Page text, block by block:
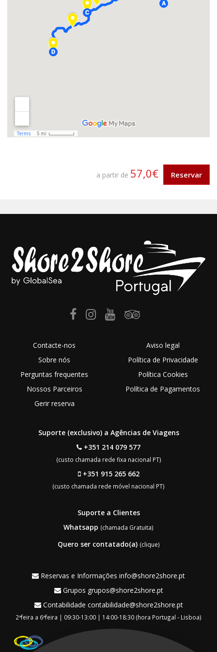
a partir de 57,0€ Reservar
Contacte-nos
Sobre nós
Perguntas frequentes
Nossos Parceiros
Gerir reserva
Aviso legal
Política de Privacidade
Política Cookies
Política de Pagamentos
Suporte (exclusivo) a Agências de Viagens
+351 214 079 577
(custo chamada rede fixa nacional PT)
+351 915 265 662
(custo chamada rede móvel nacional PT)
Suporte a Clientes
Whatsapp (chamada Gratuita)
Quero ser contatado(a) (clique)
Reservas e Informações info@shore2shore.pt
Grupos grupos@shore2shore.pt
Contabilidade contabilidade@shore2shore.pt
2ªfeira a 6ªfeira | 09:30-13:00 | 14:00-18:30 (hora Portugal - Lisboa)